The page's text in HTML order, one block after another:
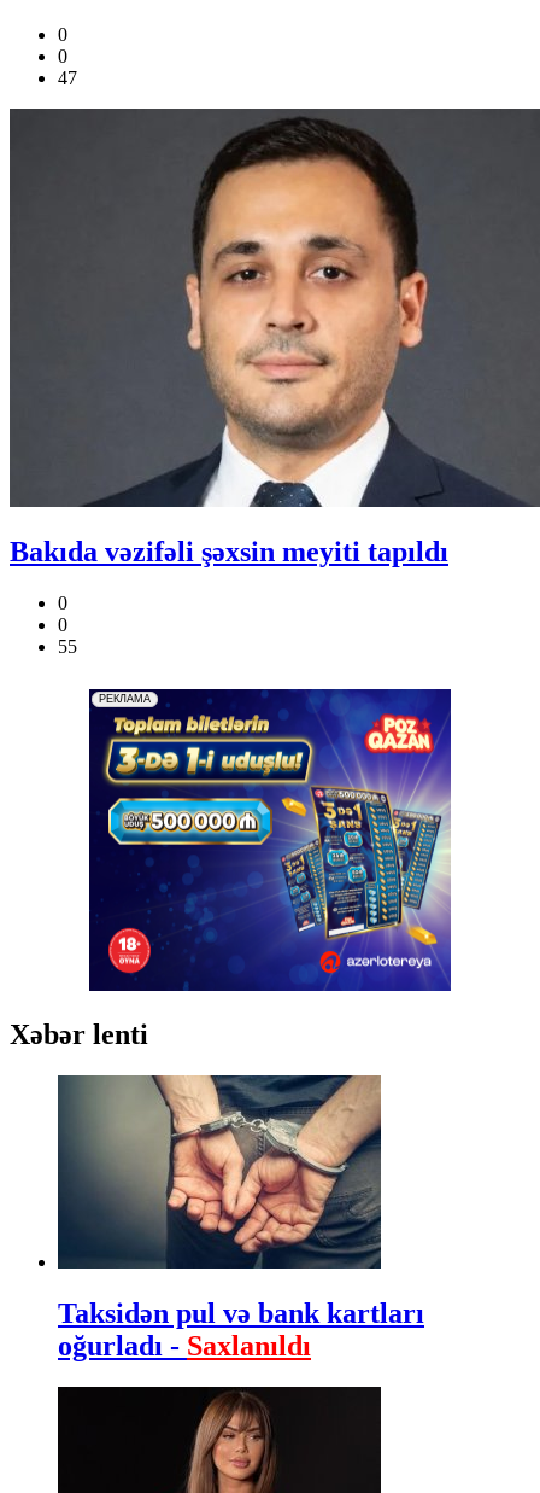
0
0
47
Bakıda vəzifəli şəxsin meyiti tapıldı
0
0
55
Xəbər lenti
Taksidən pul və bank kartları
oğurladı - Saxlanıldı